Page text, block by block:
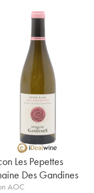
Les Pepettes
Des Gandines
AOC